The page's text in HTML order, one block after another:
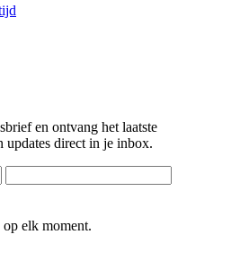
en ontvang het laatste
updates direct in je inbox.
elk moment.